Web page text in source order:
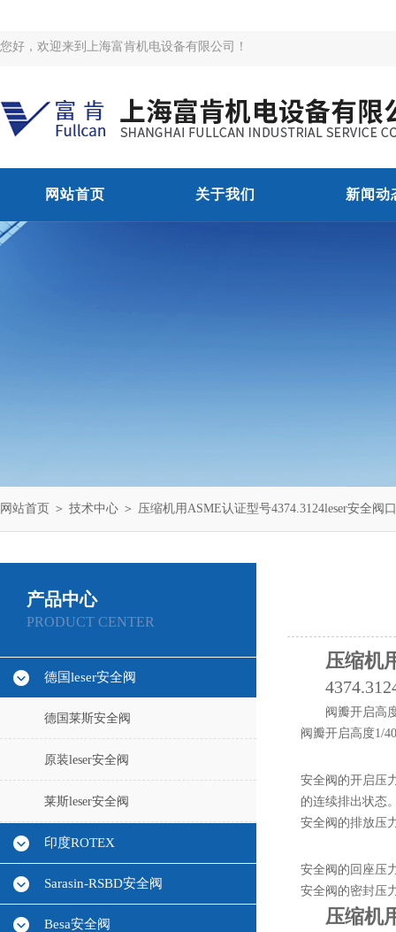
您好，欢迎来到上海富肯机电设备有限公司！
网站首页 关于我们 新闻动
网站首页 ＞ 技术中心 ＞ 压缩机用ASME认证型号4374.3124leser安全阀
产品中心
PRODUCT CENTER
德国leser安全阀
德国莱斯安全阀
原装leser安全阀
莱斯leser安全阀
印度ROTEX
Sarasin-RSBD安全阀
Besa安全阀
压缩机
阀瓣开启高
阀瓣开启高度1/
安全阀的开启压
的连续排出状态
安全阀的排放压
安全阀的回座压
安全阀的密封压
压缩机